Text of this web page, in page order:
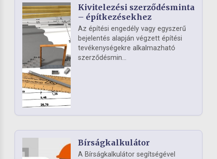
Kivitelezési szerződésminta
– építkezésekhez
Az építési engedély vagy egyszerű
bejelentés alapján végzett építési
tevékenységekre alkalmazható
szerződésmin...
Bírságkalkulátor
A Bírságkalkulátor segítségével